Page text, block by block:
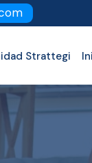
Strattegi